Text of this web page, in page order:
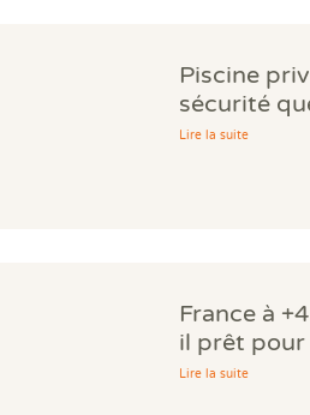
Piscine
sécurité
Lire la suite
France à
il prêt pour
Lire la suite